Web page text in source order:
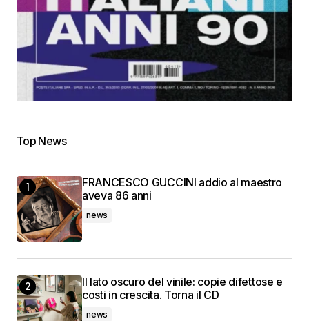
Top News
FRANCESCO GUCCINI addio al maestro
aveva 86 anni
news
Il lato oscuro del vinile: copie difettose e
costi in crescita. Torna il CD
news